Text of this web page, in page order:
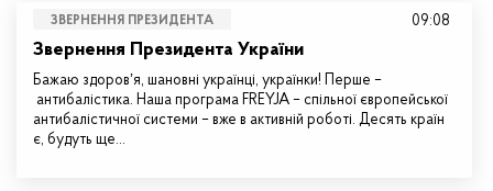
ЗВЕРНЕННЯ ПРЕЗИДЕНТА
Звернення Президента України
Бажаю здоровʼя, шановні українці, українки! Перше –
антибалістика. Наша програма FREYJA – спільної європейської
антибалістичної системи – вже в активній роботі. Десять країн
є, будуть ще…
09:08